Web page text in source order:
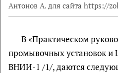
Антонов А. для сайта https://
В «Практическом
промывочных установок
ВНИИ-1 /1/, даются